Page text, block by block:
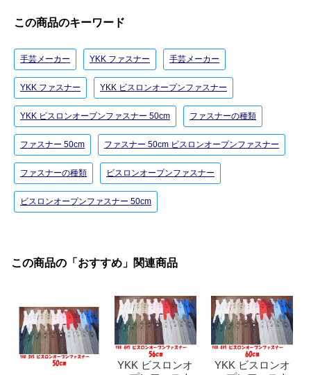
この商品のキーワード
手芸メーカー YKK ファスナー 手芸メーカー
YKK ファスナー YKK ビスロンオープンファスナー
YKK ビスロンオープンファスナー 50cm ファスナーの種類
ファスナー 50cm ファスナー 50cm ビスロンオープンファスナー
ファスナーの種類 ビスロンオープンファスナー
ビスロンオープンファスナー 50cm
この商品の「おすすめ」関連商品
YKK ビスロンオ
YKK ビスロンオ